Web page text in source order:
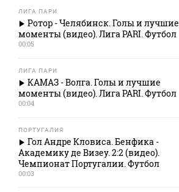
ЛИГА ПАРИ
Ротор - Челябинск. Голы и лучшие
моменты (видео). Лига PARI. Футбол
00:05
ЛИГА ПАРИ
КАМАЗ - Волга. Голы и лучшие
моменты (видео). Лига PARI. Футбол
00:04
ПОРТУГАЛИЯ
Гол Андре Кловиса. Бенфика -
Академику де Визеу. 2:2 (видео).
Чемпионат Португалии. Футбол
00:03